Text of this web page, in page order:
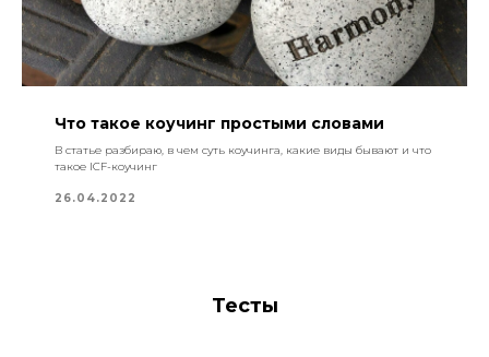
Что такое коучинг простыми словами
В статье разбираю, в чем суть коучинга, какие виды бывают и что
такое ICF-коучинг
26.04.2022
Тесты